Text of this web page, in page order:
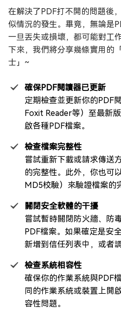
在解決了PDF打不開的問題後
似情況的發生。畢竟，無論是
一旦丟失或損壞，都可能對工
下來，我們將分享幾條實用的
士」~
確保PDF閱讀器已更新
定期檢查並更新你的PDF
Foxit Reader等）至最新
啟各種PDF檔案。
檢查檔案完整性
嘗試重新下載或請求傳送
的完整性。此外，你也可
MD5校驗）來驗證檔案的
關閉安全軟體的干擾
嘗試暫時關閉防火牆、防
PDF檔案。如果確定是安
新增到信任列表中，或者
檢查系統相容性
確保你的作業系統與PDF
同的作業系統或裝置上開
容性問題。